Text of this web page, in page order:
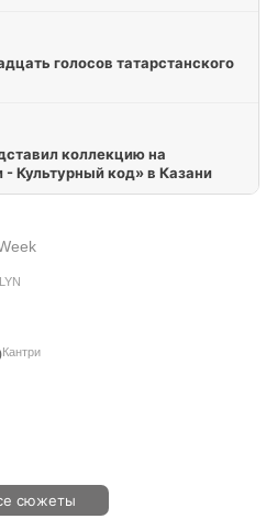
голосов татарстанского
коллекцию на
Культурный код» в Казани
Кантри
сюжеты